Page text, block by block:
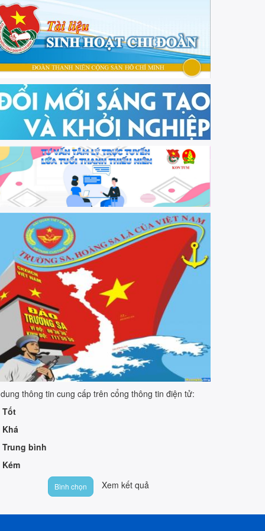
thông tin cung cấp trên cổng thông tin điện tử:
Tốt
Khá
Trung bình
Kém
Bình chọn Xem kết quả